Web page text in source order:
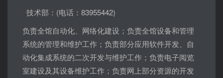
技术部： (电话： 83955442)
负责全馆自动化、网络化建设；负责全馆设备和管理
系统的管理和维护工作；负责部分应用软件开发、自
动化集成系统的二次开发与维护工作；负责电子阅览
室建设及其设备维护工作；负责网上部分资源的开发